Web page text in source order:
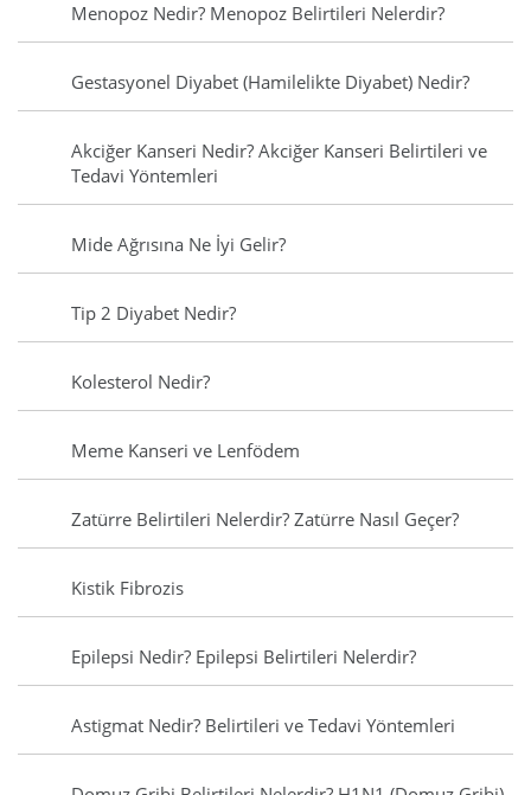
Menopoz Nedir? Menopoz Belirtileri Nelerdir?
Gestasyonel Diyabet (Hamilelikte Diyabet) Nedir?
Akciğer Kanseri Nedir? Akciğer Kanseri Belirtileri ve
Tedavi Yöntemleri
Mide Ağrısına Ne İyi Gelir?
Tip 2 Diyabet Nedir?
Kolesterol Nedir?
Meme Kanseri ve Lenfödem
Zatürre Belirtileri Nelerdir? Zatürre Nasıl Geçer?
Kistik Fibrozis
Epilepsi Nedir? Epilepsi Belirtileri Nelerdir?
Astigmat Nedir? Belirtileri ve Tedavi Yöntemleri